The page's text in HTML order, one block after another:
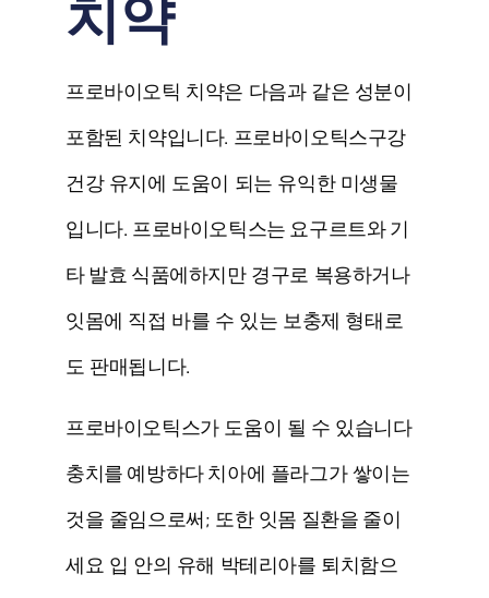
치약
프로바이오틱 치약은 다음과 같은 성분이
포함된 치약입니다. 프로바이오틱스구강
건강 유지에 도움이 되는 유익한 미생물
입니다. 프로바이오틱스는 요구르트와 기
타 발효 식품에하지만 경구로 복용하거나
잇몸에 직접 바를 수 있는 보충제 형태로
도 판매됩니다.
프로바이오틱스가 도움이 될 수 있습니다
충치를 예방하다치아에 플라그가 쌓이는
것을 줄임으로써; 또한 잇몸 질환을 줄이
세요 입 안의 유해 박테리아를 퇴치함으